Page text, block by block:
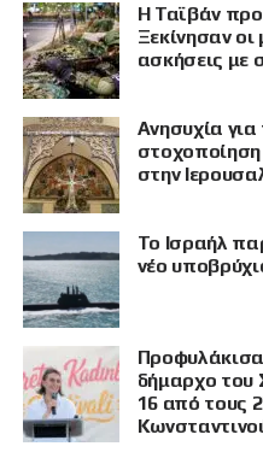
Η Ταϊβάν
Ξεκίνησαν
ασκήσεις με
Ανησυχία για
στοχοποίηση
στην
Το Ισραήλ
νέο
δήμαρχο του
16 από τους